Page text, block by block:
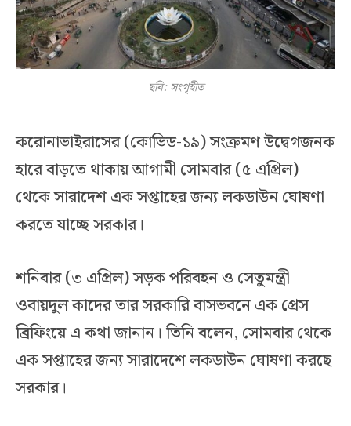
ছবি: সংগৃহীত
করোনাভাইরাসের (কোভিড-১৯) সংক্রমণ উদ্বেগজনক
হারে বাড়তে থাকায় আগামী সোমবার (৫ এপ্রিল)
থেকে সারাদেশ এক সপ্তাহের জন্য লকডাউন ঘোষণা
করতে যাচ্ছে সরকার।
শনিবার (৩ এপ্রিল) সড়ক পরিবহন ও সেতুমন্ত্রী
ওবায়দুল কাদের তার সরকারি বাসভবনে এক প্রেস
ব্রিফিংয়ে এ কথা জানান। তিনি বলেন, সোমবার থেকে
এক সপ্তাহের জন্য সারাদেশে লকডাউন ঘোষণা করছে
সরকার।